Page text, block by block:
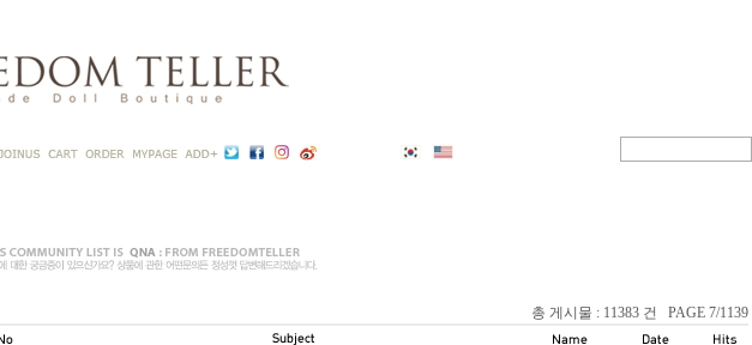
총 게시물 : 11383 건 PAGE 7/1139